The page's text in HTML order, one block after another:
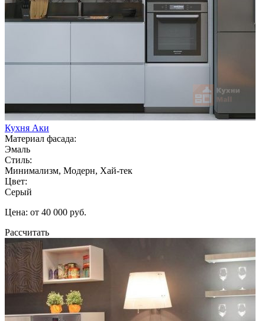
Кухня Аки
Материал фасада:
Эмаль
Стиль:
Минимализм, Модерн, Хай-тек
Цвет:
Серый
Цена: от 40 000 руб.
Рассчитать